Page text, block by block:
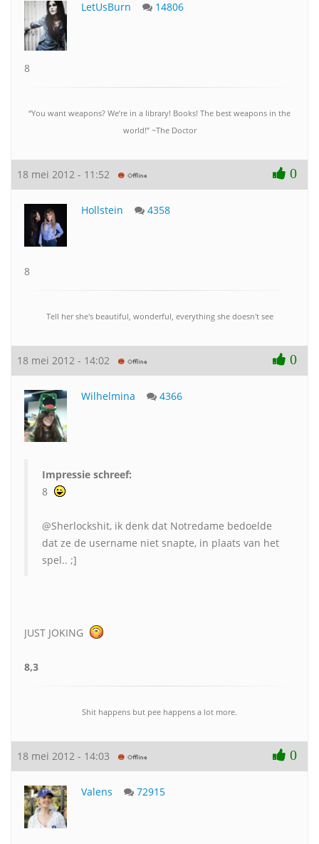
LetUsBurn 14806
8
“You want weapons? We’re in a library! Books! The best weapons in the
world!” ~The Doctor
18 mei 2012 - 11:52 0
Hollstein 4358
8
Tell her she's beautiful, wonderful, everything she doesn't see
18 mei 2012 - 14:02 0
Wilhelmina 4366
Impressie schreef:
8
@Sherlockshit, ik denk dat Notredame bedoelde
dat ze de username niet snapte, in plaats van het
spel.. ;]
JUST JOKING
8,3
Shit happens but pee happens a lot more.
18 mei 2012 - 14:03 0
Valens 72915